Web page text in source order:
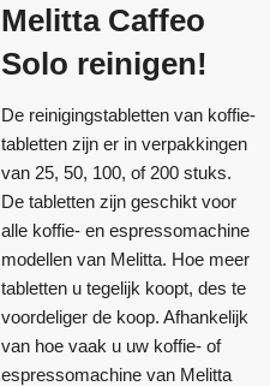
Melitta Caffeo
Solo reinigen!
De reinigingstabletten van koffie-
tabletten zijn er in verpakkingen
van 25, 50, 100, of 200 stuks.
De tabletten zijn geschikt voor
alle koffie- en espressomachine
modellen van Melitta. Hoe meer
tabletten u tegelijk koopt, des te
voordeliger de koop. Afhankelijk
van hoe vaak u uw koffie- of
espressomachine van Melitta